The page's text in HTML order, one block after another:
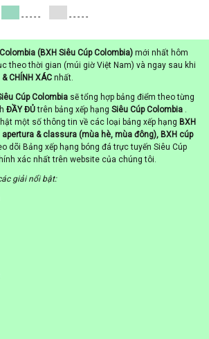
- - - - - - - - - -
(BXH Siêu Cúp Colombia) mới nhất hôm
theo thời gian (múi giờ Việt Nam) và ngay sau khi
& CHÍNH XÁC nhất.
Cúp Colombia sẽ tổng hợp bảng điểm theo từng
ĐẦY ĐỦtrên bảng xếp hạng Siêu Cúp Colombia
một số thông tin về các loại bảng xếp hạng BXH
& classura (mùa hè, mùa đông), BXH cúp
dõi Bảng xếp hạng bóng đá trực tuyến Siêu Cúp
xác nhất trên website của chúng tôi.
giải nổi bật: